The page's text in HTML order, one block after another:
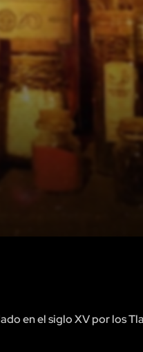
en el siglo XV por los